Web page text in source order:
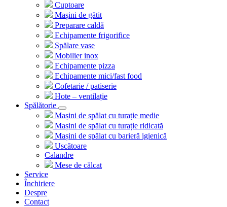
Cuptoare
Mașini de gătit
Preparare caldă
Echipamente frigorifice
Spălare vase
Mobilier inox
Echipamente pizza
Echipamente mici/fast food
Cofetarie / patiserie
Hote – ventilație
Spălătorie
Mașini de spălat cu turație medie
Mașini de spălat cu turație ridicată
Mașini de spălat cu barieră igienică
Uscătoare
Calandre
Mese de călcat
Service
Închiriere
Despre
Contact